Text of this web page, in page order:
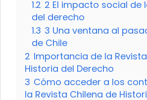
1.2 2 El impacto social de
del derecho
1.3 3 Una ventana al
de Chile
2 Importancia de la
Historia del Derecho
3 Cómo acceder a los
la Revista Chilena de